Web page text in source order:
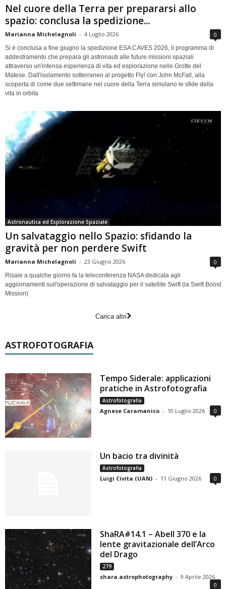
Nel cuore della Terra per prepararsi allo
spazio: conclusa la spedizione...
Marianna Michelagnoli - 4 Luglio 2026 0
Si è conclusa a fine giugno la spedizione ESA CAVES 2026, il programma di
addestramento che prepara gli astronauti alle future missioni spaziali
attraverso un'intensa esperienza di vita ed esplorazione nelle Grotte del
Matese. Dall'isolamento sotterraneo al progetto Fly! con John McFall, alla
scoperta di come due settimane nel cuore della Terra simulano le sfide della
vita in orbita
Astronautica ed Esplorazione Spaziale
Un salvataggio nello Spazio: sfidando la
gravità per non perdere Swift
Marianna Michelagnoli - 23 Giugno 2026 0
Risale a qualche giorno fa la teleconferenza NASA dedicata agli
aggiornamenti sull'operazione di salvataggio per il satellite Swift (la Swift Boost
Mission)
Carica altri
ASTROFOTOGRAFIA
Tempo Siderale: applicazioni
pratiche in Astrofotografia
Astrofotografia
Agnese Caramanico - 10 Luglio 2026 0
Un bacio tra divinità
Astrofotografia
Luigi Civita (UAN) - 11 Giugno 2026 0
ShaRA#14.1 – Abell 370 e la
lente gravitazionale dell’Arco
del Drago
279
shara.astrophotography - 9 Aprile 2026
0